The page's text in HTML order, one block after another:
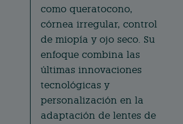
como queratocono,
córnea irregular, control
de miopía y ojo seco. Su
enfoque combina las
últimas innovaciones
tecnológicas y
personalización en la
adaptación de lentes de